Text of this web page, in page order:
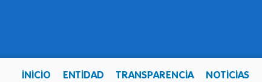
INICIO ENTIDAD TRANSPARENCIA NOTICIAS